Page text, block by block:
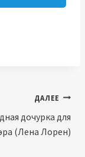
ДАЛЕЕ
дочурка для
(Лена Лорен)